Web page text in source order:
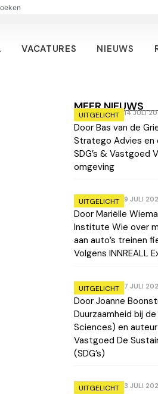
VACATURES NIEUWS
MEER NIEUWS
UITGELICHT 14 JULI
Door Bas van de
Stratego Advies en
SDG’s & Vastgoed
omgeving
UITGELICHT 9 JULI
Door Mariëlle
Institute Wie over
aan auto’s treinen
Volgens INNREALL
UITGELICHT 7 JULI
Door Joanne
Duurzaamheid bij
Sciences) en
Vastgoed De
(SDG’s)
UITGELICHT 3 JULI